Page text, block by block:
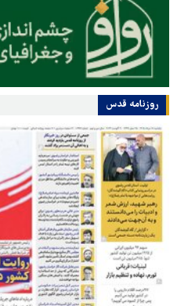
روزنامه قدس